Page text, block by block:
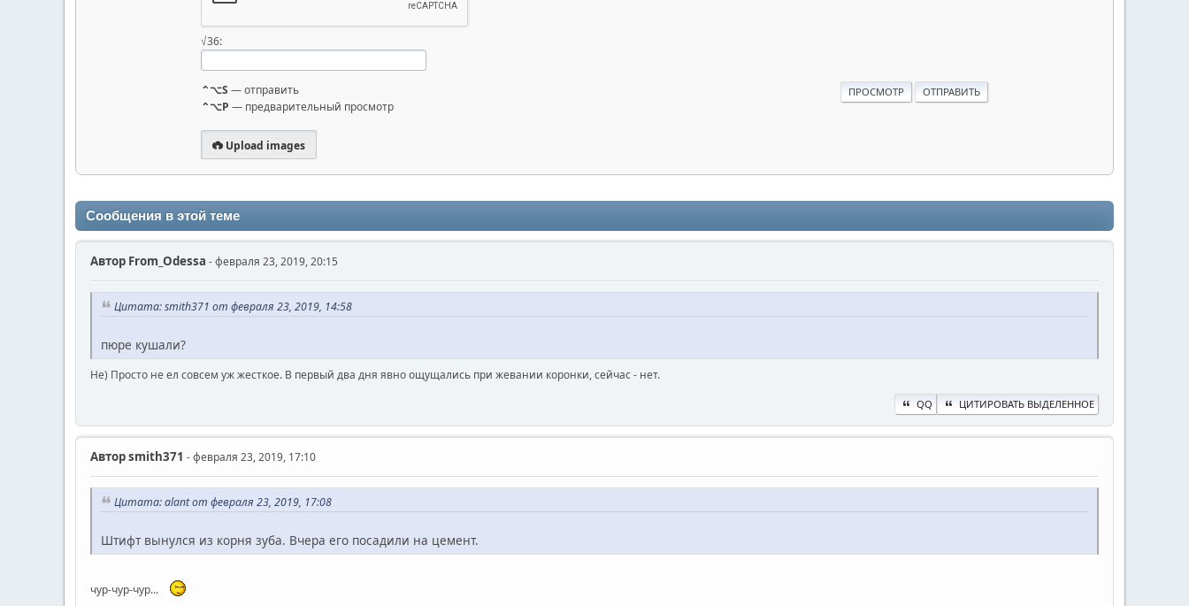
√36:
⌃⌥S — отправить
⌃⌥P — предварительный просмотр
Upload images
Сообщения в этой теме
Автор From_Odessa - февраля 23, 2019, 20:15
Цитата: smith371 от февраля 23, 2019, 14:58
пюре кушали?
Не) Просто не ел совсем уж жесткое. В первый два дня явно ощущались при жевании коронки, сейчас - нет.
QQ ЦИТИРОВАТЬ ВЫДЕЛЕННОЕ
Авторsmith371 - февраля 23, 2019, 17:10
Цитата: alant от февраля 23, 2019, 17:08
Штифт вынулся из корня зуба. Вчера его посадили на цемент.
чур-чур-чур...